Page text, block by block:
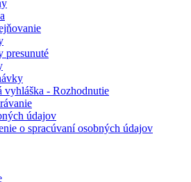
presunuté
vyhláška - Rozhodnutie
údajov
o spracúvaní osobných údajov